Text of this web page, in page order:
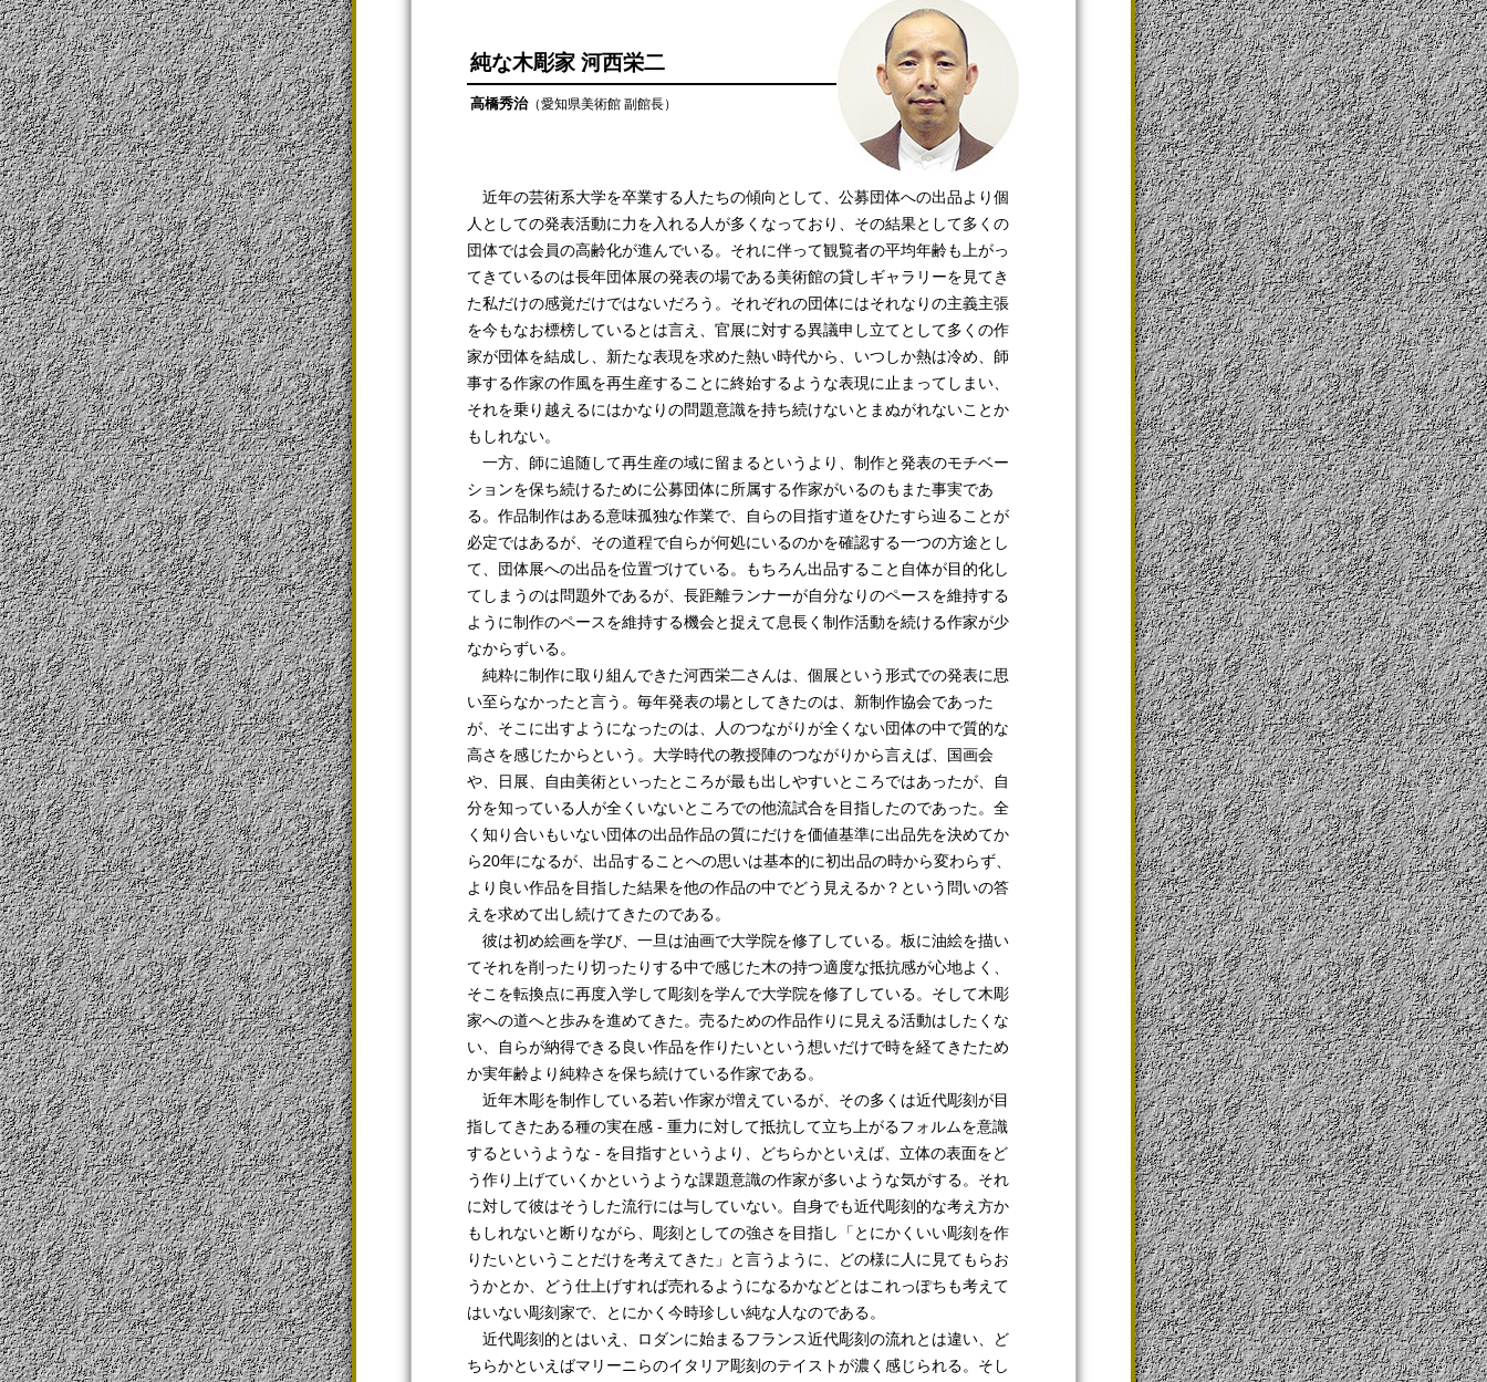
純な木彫家 河西栄二
高橋秀治（愛知県美術館 副館長）
近年の芸術系大学を卒業する人たちの傾向として、公募団体への出品より個
人としての発表活動に力を入れる人が多くなっており、その結果として多くの
団体では会員の高齢化が進んでいる。それに伴って観覧者の平均年齢も上がっ
てきているのは長年団体展の発表の場である美術館の貸しギャラリーを見てき
た私だけの感覚だけではないだろう。それぞれの団体にはそれなりの主義主張
を今もなお標榜しているとは言え、官展に対する異議申し立てとして多くの作
家が団体を結成し、新たな表現を求めた熱い時代から、いつしか熱は冷め、師
事する作家の作風を再生産することに終始するような表現に止まってしまい、
それを乗り越えるにはかなりの問題意識を持ち続けないとまぬがれないことか
もしれない。
一方、師に追随して再生産の域に留まるというより、制作と発表のモチベー
ションを保ち続けるために公募団体に所属する作家がいるのもまた事実であ
る。作品制作はある意味孤独な作業で、自らの目指す道をひたすら辿ることが
必定ではあるが、その道程で自らが何処にいるのかを確認する一つの方途とし
て、団体展への出品を位置づけている。もちろん出品すること自体が目的化し
てしまうのは問題外であるが、長距離ランナーが自分なりのペースを維持する
ように制作のペースを維持する機会と捉えて息長く制作活動を続ける作家が少
なからずいる。
純粋に制作に取り組んできた河西栄二さんは、個展という形式での発表に思
い至らなかったと言う。毎年発表の場としてきたのは、新制作協会であった
が、そこに出すようになったのは、人のつながりが全くない団体の中で質的な
高さを感じたからという。大学時代の教授陣のつながりから言えば、国画会
や、日展、自由美術といったところが最も出しやすいところではあったが、自
分を知っている人が全くいないところでの他流試合を目指したのであった。全
く知り合いもいない団体の出品作品の質にだけを価値基準に出品先を決めてか
ら20年になるが、出品することへの思いは基本的に初出品の時から変わらず、
より良い作品を目指した結果を他の作品の中でどう見えるか？という問いの答
えを求めて出し続けてきたのである。
彼は初め絵画を学び、一旦は油画で大学院を修了している。板に油絵を描い
てそれを削ったり切ったりする中で感じた木の持つ適度な抵抗感が心地よく、
そこを転換点に再度入学して彫刻を学んで大学院を修了している。そして木彫
家への道へと歩みを進めてきた。売るための作品作りに見える活動はしたくな
い、自らが納得できる良い作品を作りたいという想いだけで時を経てきたため
か実年齢より純粋さを保ち続けている作家である。
近年木彫を制作している若い作家が増えているが、その多くは近代彫刻が目
指してきたある種の実在感 - 重力に対して抵抗して立ち上がるフォルムを意識
するというような - を目指すというより、どちらかといえば、立体の表面をど
う作り上げていくかというような課題意識の作家が多いような気がする。それ
に対して彼はそうした流行には与していない。自身でも近代彫刻的な考え方か
もしれないと断りながら、彫刻としての強さを目指し「とにかくいい彫刻を作
りたいということだけを考えてきた」と言うように、どの様に人に見てもらお
うかとか、どう仕上げすれば売れるようになるかなどとはこれっぽちも考えて
はいない彫刻家で、とにかく今時珍しい純な人なのである。
近代彫刻的とはいえ、ロダンに始まるフランス近代彫刻の流れとは違い、ど
ちらかといえばマリーニらのイタリア彫刻のテイストが濃く感じられる。そし